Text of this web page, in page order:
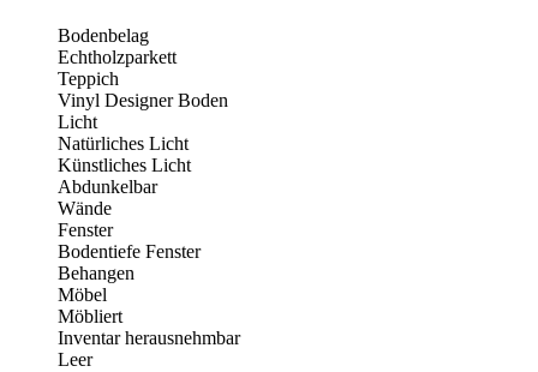
Bodenbelag
Echtholzparkett
Teppich
Vinyl Designer Boden
Licht
Natürliches Licht
Künstliches Licht
Abdunkelbar
Wände
Fenster
Bodentiefe Fenster
Behangen
Möbel
Möbliert
Inventar herausnehmbar
Leer